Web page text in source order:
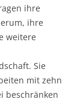
ihre
ihre
weitere
Sie
mit zehn
beschränken